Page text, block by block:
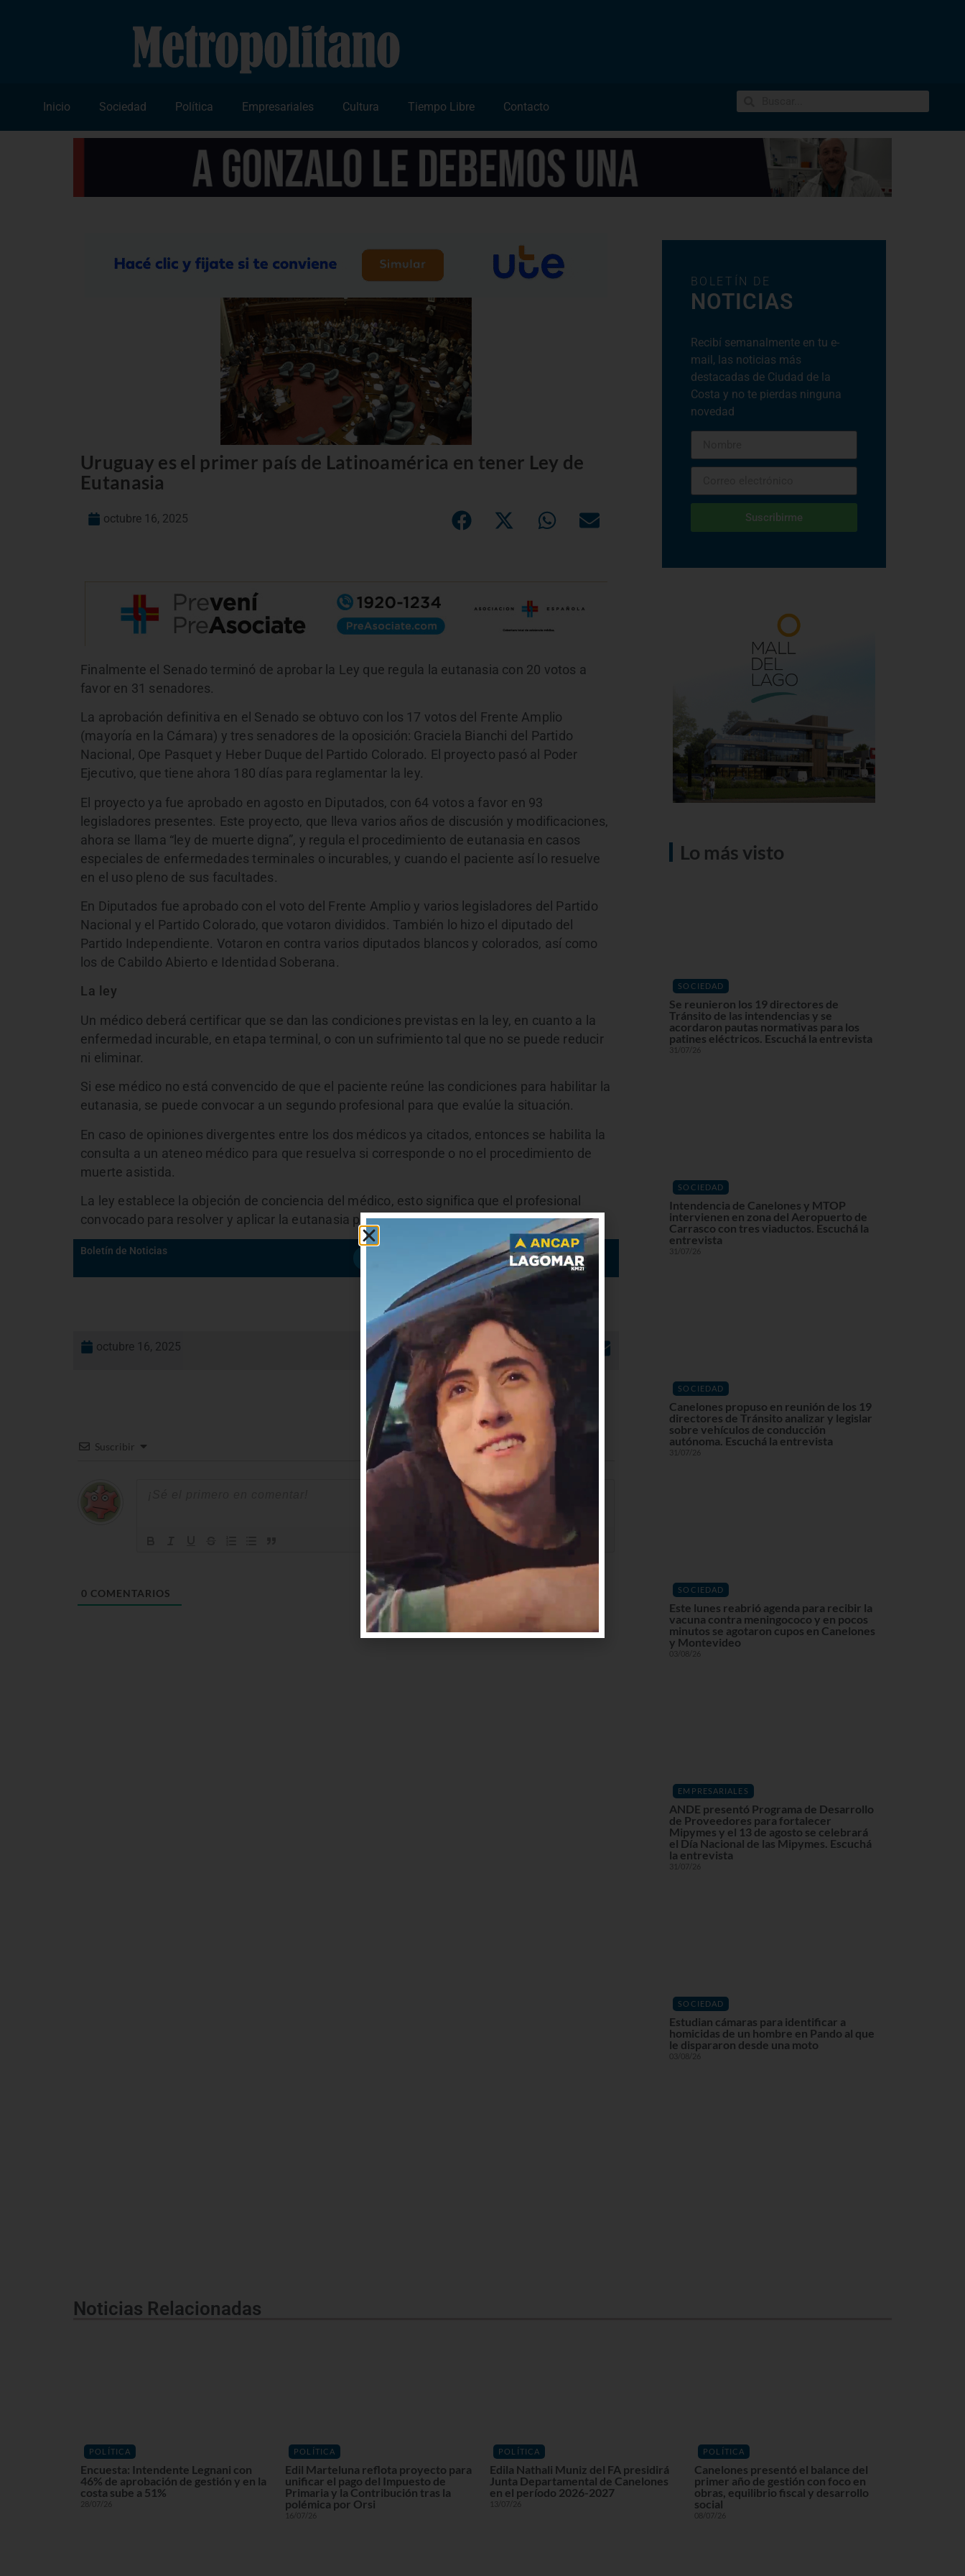
Inicio Sociedad Política Empresariales Cultura Tiempo Libre Contacto
Uruguay es el primer país de Latinoamérica en tener Ley de
Eutanasia
octubre 16, 2025
Finalmente el Senado terminó de aprobar la Ley que regula la eutanasia con 20 votos a
favor en 31 senadores.
La aprobación definitiva en el Senado se obtuvo con los 17 votos del Frente Amplio
(mayoría en la Cámara) y tres senadores de la oposición: Graciela Bianchi del Partido
Nacional, Ope Pasquet y Heber Duque del Partido Colorado. El proyecto pasó al Poder
Ejecutivo, que tiene ahora 180 días para reglamentar la ley.
El proyecto ya fue aprobado en agosto en Diputados, con 64 votos a favor en 93
legisladores presentes. Este proyecto, que lleva varios años de discusión y modificaciones,
ahora se llama “ley de muerte digna”, y regula el procedimiento de eutanasia en casos
especiales de enfermedades terminales o incurables, y cuando el paciente así lo resuelve
en el uso pleno de sus facultades.
En Diputados fue aprobado con el voto del Frente Amplio y varios legisladores del Partido
Nacional y el Partido Colorado, que votaron divididos. También lo hizo el diputado del
Partido Independiente. Votaron en contra varios diputados blancos y colorados, así como
los de Cabildo Abierto e Identidad Soberana.
La ley
Un médico deberá certificar que se dan las condiciones previstas en la ley, en cuanto a la
enfermedad incurable, en etapa terminal, o con un sufrimiento tal que no se puede reducir
ni eliminar.
Si ese médico no está convencido de que el paciente reúne las condiciones para habilitar la
eutanasia, se puede convocar a un segundo profesional para que evalúe la situación.
En caso de opiniones divergentes entre los dos médicos ya citados, entonces se habilita la
consulta a un ateneo médico para que resuelva si corresponde o no el procedimiento de
muerte asistida.
La ley establece la objeción de conciencia del médico, esto significa que el profesional
convocado para resolver y aplicar la eutanasia puede negarse si así lo desea.
Boletín de Noticias
octubre 16, 2025
Suscribir
0 COMENTARIOS
BOLETÍN DE
NOTICIAS
Recibí semanalmente en tu e-
mail, las noticias más
destacadas de Ciudad de la
Costa y no te pierdas ninguna
novedad
Suscribirme
Lo más visto
SOCIEDAD
Se reunieron los 19 directores de
Tránsito de las intendencias y se
acordaron pautas normativas para los
patines eléctricos. Escuchá la entrevista
31/07/26
SOCIEDAD
Intendencia de Canelones y MTOP
intervienen en zona del Aeropuerto de
Carrasco con tres viaductos. Escuchá la
entrevista
31/07/26
SOCIEDAD
Canelones propuso en reunión de los 19
directores de Tránsito analizar y legislar
sobre vehículos de conducción
autónoma. Escuchá la entrevista
31/07/26
SOCIEDAD
Este lunes reabrió agenda para recibir la
vacuna contra meningococo y en pocos
minutos se agotaron cupos en Canelones
y Montevideo
03/08/26
EMPRESARIALES
ANDE presentó Programa de Desarrollo
de Proveedores para fortalecer
Mipymes y el 13 de agosto se celebrará
el Día Nacional de las Mipymes. Escuchá
la entrevista
31/07/26
SOCIEDAD
Estudian cámaras para identificar a
homicidas de un hombre en Pando al que
le dispararon desde una moto
03/08/26
Noticias Relacionadas
POLÍTICA
Encuesta: Intendente Legnani con
46% de aprobación de gestión y en la
costa sube a 51%
28/07/26
POLÍTICA
Edil Marteluna reflota proyecto para
unificar el pago del Impuesto de
Primaria y la Contribución tras la
polémica por Orsi
16/07/26
POLÍTICA
Edila Nathali Muniz del FA presidirá
Junta Departamental de Canelones
en el período 2026-2027
13/07/26
POLÍTICA
Canelones presentó el balance del
primer año de gestión con foco en
obras, equilibrio fiscal y desarrollo
social
08/07/26